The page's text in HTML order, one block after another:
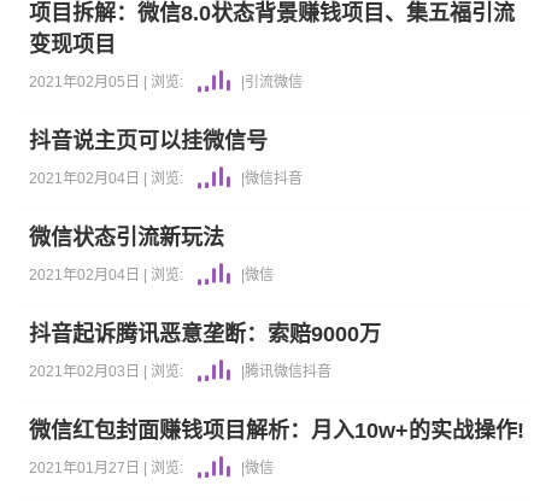
项目拆解：微信8.0状态背景赚钱项目、集五福引流
变现项目
2021年02月05日 | 浏览: 引流微信
抖音说主页可以挂微信号
2021年02月04日 | 浏览: |微信抖音
微信状态引流新玩法
2021年02月04日 | 浏览: |微信
抖音起诉腾讯恶意垄断：索赔9000万
2021年02月03日 | 浏览: |腾讯微信抖音
微信红包封面赚钱项目解析：月入10w+的实战操作!
2021年01月27日 | 浏览: |微信